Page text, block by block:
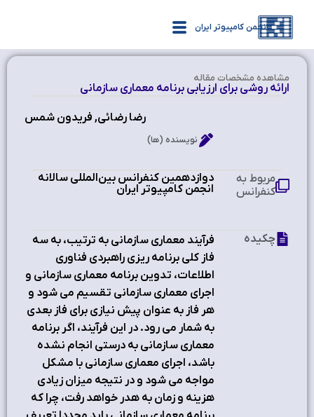
انجمن کامپیوتر ایران
مشاهده‌ مشخصات مقاله
ارائه روشی براي ارزیابی برنامه معماري سازمانی
رضا رضائی, فریدون شمس
نویسنده (ها)
دوازدهمین کنفرانس بین‌المللی سالانه
انجمن کامپیوتر ایران
مربوط به
کنفرانس
فرآیند معماري سازمانی به ترتیب، به سه
فاز کلی برنامه ریزي راهبردي فناوري
اطلاعات، تدوین برنامه معماري سازمانی و
اجراي معماري سازمانی تقسیم می شود و
هر فاز به عنوان پیش نیازي براي فاز بعدي
به شمار می رود. در این فرآیند، اگر برنامه
معماري سازمانی به درستی انجام نشده
باشد، اجراي معماري سازمانی با مشکل
مواجه می شود و در نتیجه میزان زیادي
هزینه و زمان به هدر خواهد رفت، چرا که
چکیده